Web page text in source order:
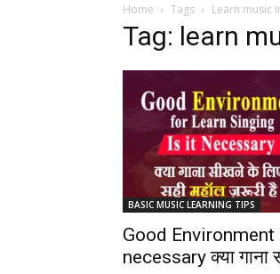
Home Tags Learn music
Tag: learn
BASIC MUSIC LEARNING TIPS
Good Environment
necessary क्या गाना